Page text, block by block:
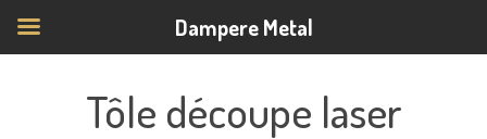
Tôle découpe laser
Dampere Metal